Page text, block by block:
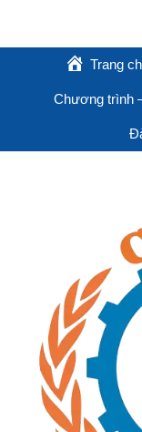
Trang
Chương trình